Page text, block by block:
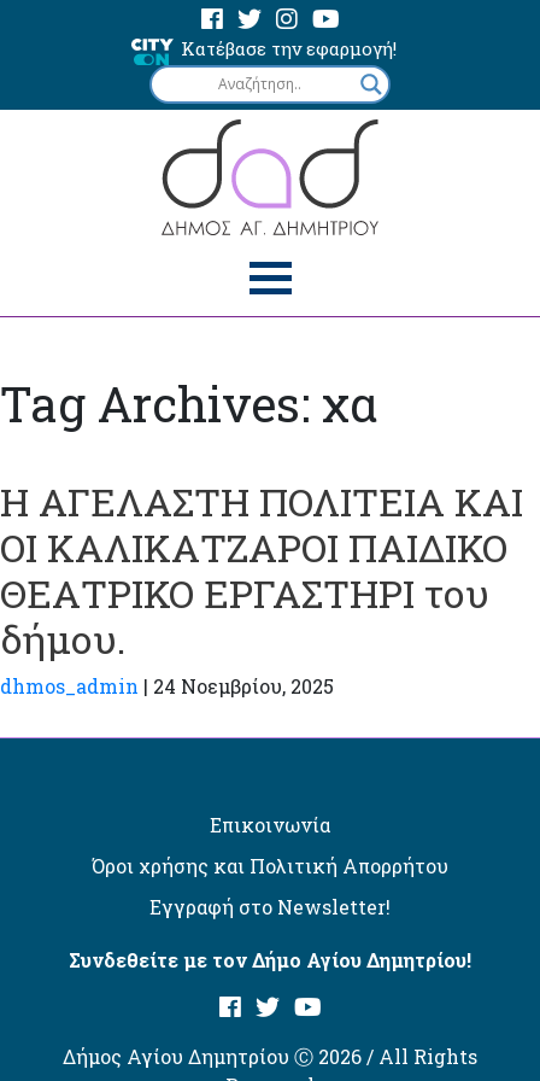
Κατέβασε την εφαρμογή!
Tag Archives: χα
Η ΑΓΕΛΑΣΤΗ ΠΟΛΙΤΕΙΑ ΚΑΙ
ΟΙ ΚΑΛΙΚΑΤΖΑΡΟΙ ΠΑΙΔΙΚΟ
ΘΕΑΤΡΙΚΟ ΕΡΓΑΣΤΗΡΙ του
δήμου.
dhmos_admin | 24 Νοεμβρίου, 2025
Επικοινωνία
Όροι χρήσης και Πολιτική Απορρήτου
Εγγραφή στο Newsletter!
Συνδεθείτε με τον Δήμο Αγίου Δημητρίου!
Δήμος Αγίου Δημητρίου Ⓒ 2026 / All Rights